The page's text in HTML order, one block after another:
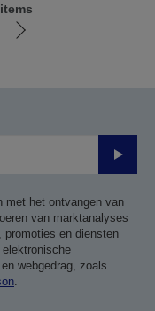
Ga
met het ontvangen van
van marktanalyses
promoties en diensten
webgedrag, zoals
.